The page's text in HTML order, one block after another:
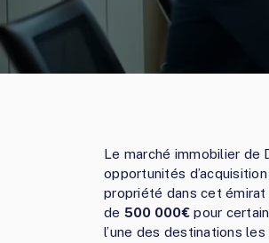
Le marché immobilier de
opportunités
propriété dans cet émirat
de 500 000€pour
l’une des destinations